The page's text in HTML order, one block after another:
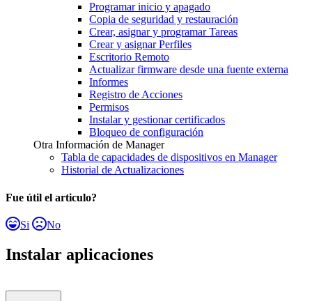
Programar inicio y apagado
Copia de seguridad y restauración
Crear, asignar y programar Tareas
Crear y asignar Perfiles
Escritorio Remoto
Actualizar firmware desde una fuente externa
Informes
Registro de Acciones
Permisos
Instalar y gestionar certificados
Bloqueo de configuración
Otra Información de Manager
Tabla de capacidades de dispositivos en Manager
Historial de Actualizaciones
Fue útil el articulo?
Si No
Instalar aplicaciones